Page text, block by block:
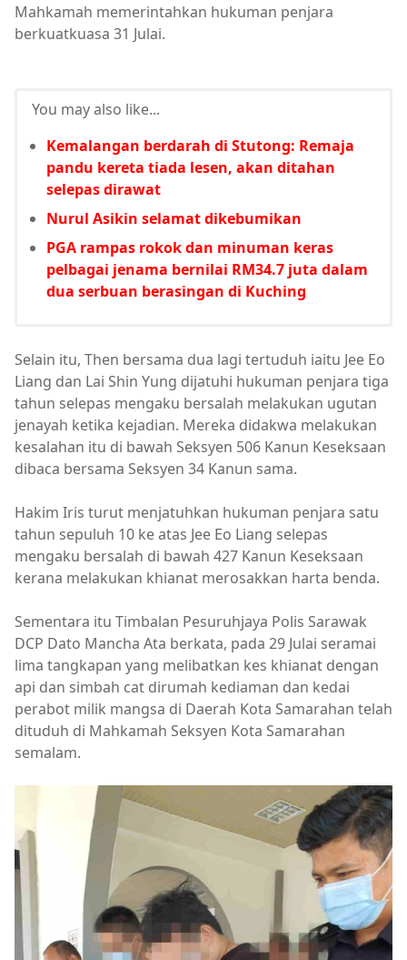
Mahkamah memerintahkan hukuman penjara
berkuatkuasa 31 Julai.
You may also like...
Kemalangan berdarah di Stutong: Remaja
pandu kereta tiada lesen, akan ditahan
selepas dirawat
Nurul Asikin selamat dikebumikan
PGA rampas rokok dan minuman keras
pelbagai jenama bernilai RM34.7 juta dalam
dua serbuan berasingan di Kuching
Selain itu, Then bersama dua lagi tertuduh iaitu Jee Eo
Liang dan Lai Shin Yung dijatuhi hukuman penjara tiga
tahun selepas mengaku bersalah melakukan ugutan
jenayah ketika kejadian. Mereka didakwa melakukan
kesalahan itu di bawah Seksyen 506 Kanun Keseksaan
dibaca bersama Seksyen 34 Kanun sama.
Hakim Iris turut menjatuhkan hukuman penjara satu
tahun sepuluh 10 ke atas Jee Eo Liang selepas
mengaku bersalah di bawah 427 Kanun Keseksaan
kerana melakukan khianat merosakkan harta benda.
Sementara itu Timbalan Pesuruhjaya Polis Sarawak
DCP Dato Mancha Ata berkata, pada 29 Julai seramai
lima tangkapan yang melibatkan kes khianat dengan
api dan simbah cat dirumah kediaman dan kedai
perabot milik mangsa di Daerah Kota Samarahan telah
dituduh di Mahkamah Seksyen Kota Samarahan
semalam.